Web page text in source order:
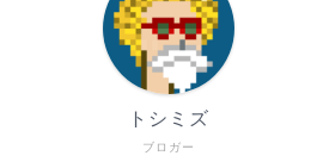
ブロガー
トシミズ